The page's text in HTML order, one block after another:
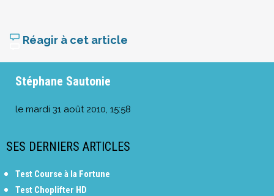
Réagir à cet article
Stéphane Sautonie
le mardi 31 août 2010, 15:58
SES DERNIERS ARTICLES
Test Course à la Fortune
Test Choplifter HD